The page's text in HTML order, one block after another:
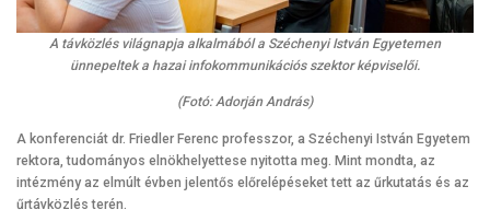
A távközlés világnapja alkalmából a Széchenyi István Egyetemen
ünnepeltek a hazai infokommunikációs szektor képviselői.
(Fotó: Adorján András)
A konferenciát dr. Friedler Ferenc professzor, a Széchenyi István Egyetem
rektora, tudományos elnökhelyettese nyitotta meg. Mint mondta, az
intézmény az elmúlt évben jelentős előrelépéseket tett az űrkutatás és az
űrtávközlés terén.